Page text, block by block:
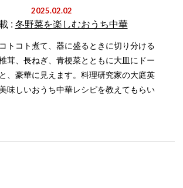
2025.02.02
: 冬野菜を楽しむおうち中華
トコト煮て、器に盛るときに切り分ける
茸、長ねぎ、青梗菜とともに大皿にドー
、豪華に見えます。料理研究家の大庭英
味しいおうち中華レシピを教えてもらい